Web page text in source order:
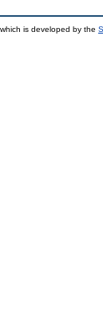
which is developed by the